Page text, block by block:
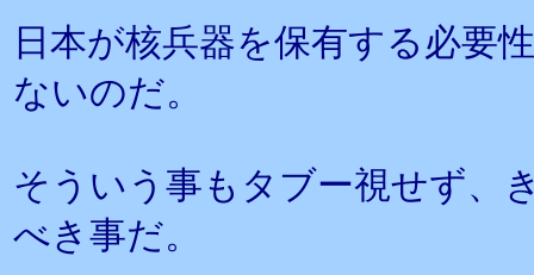
日本が核兵器を保有する必要
ないのだ。
そういう事もタブー視せず、
べき事だ。